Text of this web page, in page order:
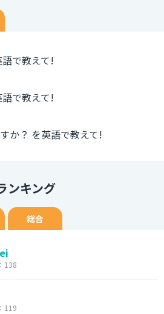
で教えて!
で教えて!
か？ を英語で教えて!
ンキング
総合
138
119